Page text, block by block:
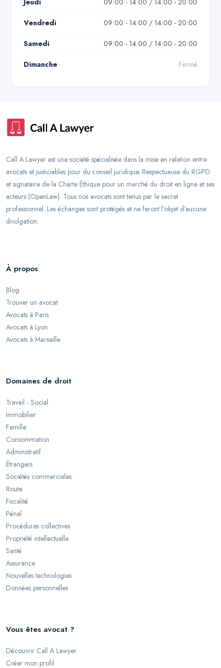
Jeudi 09:00 - 14:00 / 14:00 - 20:00
Vendredi 09:00 - 14:00 / 14:00 - 20:00
Samedi 09:00 - 14:00 / 14:00 - 20:00
Dimanche Fermé
Call A Lawyer est une société spécialisée dans la mise en relation entre
avocats et justiciables pour du conseil juridique. Respectueuse du RGPD
et signataire de la Charte Éthique pour un marché du droit en ligne et ses
acteurs (OpenLaw). Tous nos avocats sont tenus par le secret
professionnel. Les échanges sont protégés et ne feront l'objet d'aucune
divulgation.
À propos
Blog
Trouver un avocat
Avocats à Paris
Avocats à Lyon
Avocats à Marseille
Domaines de droit
Travail - Social
Immobilier
Famille
Consommation
Administratif
Étrangers
Sociétés commerciales
Route
Fiscalité
Pénal
Procédures collectives
Propriété intellectuelle
Santé
Assurance
Nouvelles technologies
Données personnelles
Vous êtes avocat ?
Découvrir Call A Lawyer
Créer mon profil